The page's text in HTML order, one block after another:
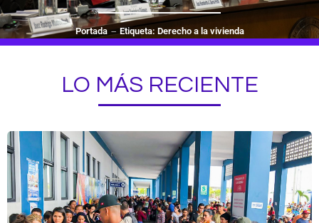
Portada Etiqueta: Derecho a la vivienda
LO MÁS RECIENTE